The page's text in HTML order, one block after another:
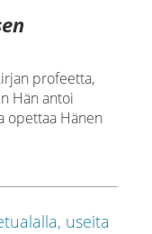
profeetta,
Hän antoi
opettaa Hänen